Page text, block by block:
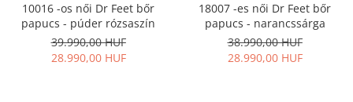
10016 -os női Dr Feet bőr
papucs - púder rózsaszín
39.990,00 HUF
28.990,00 HUF
18007 -es női Dr Feet bőr
papucs - narancssárga
38.990,00 HUF
28.990,00 HUF